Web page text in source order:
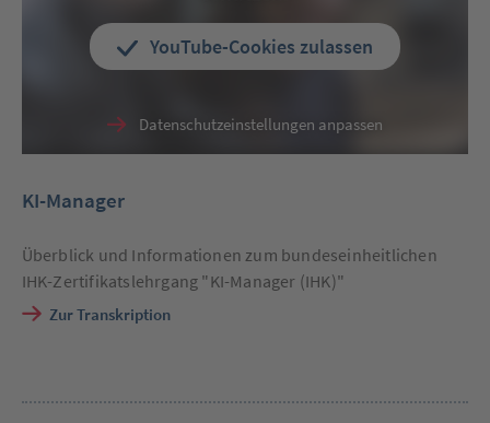
YouTube-Cookies zulassen
Datenschutzeinstellungen anpassen
KI-Manager
Überblick und Informationen zum bundeseinheitlichen
IHK-Zertifikatslehrgang "KI-Manager (IHK)"
Zur Transkription